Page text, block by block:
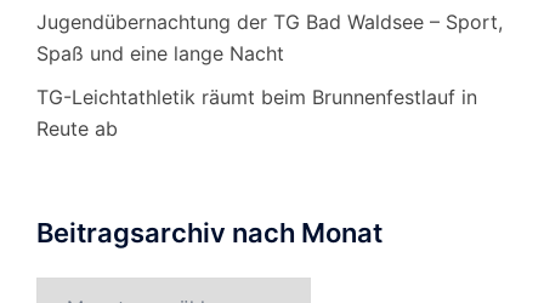
Jugendübernachtung der TG Bad Waldsee – Sport,
Spaß und eine lange Nacht
TG-Leichtathletik räumt beim Brunnenfestlauf in
Reute ab
Beitragsarchiv nach Monat